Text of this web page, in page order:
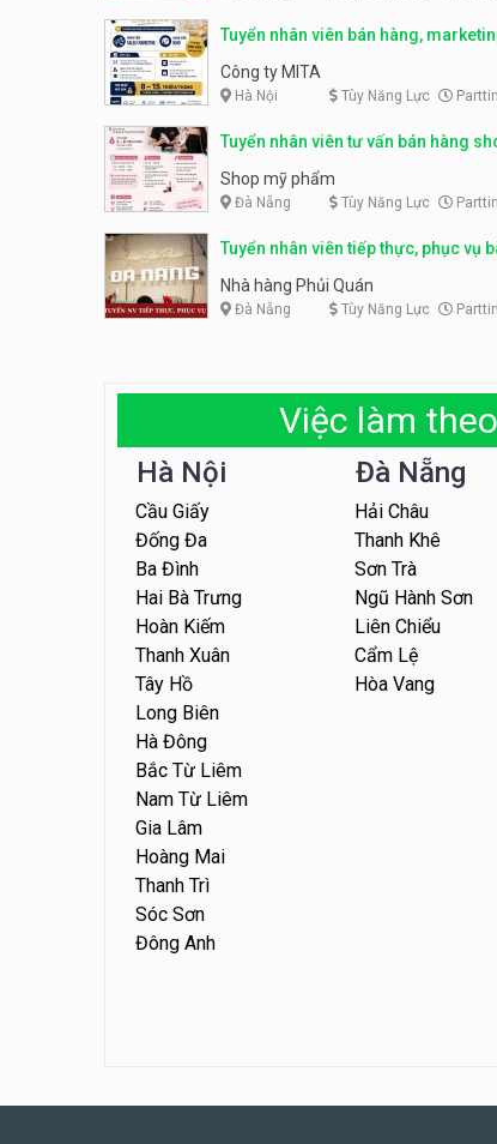
Tuyển nhân viên bán hàng,
– parttime, fulltime
Công ty MITA
Hà Nội Tùy Năng Lực
Tuyển nhân viên tư vấn bán hàng
phẩm
Shop mỹ phẩm
Đà Nẵng Tùy Năng Lực
Tuyển nhân viên tiếp thực, phục vụ
Nhà hàng Phủi Quán
Đà Nẵng Tùy Năng Lực
Việc làm
Hà Nội
Cầu Giấy
Đống Đa
Ba Đình
Hai Bà Trưng
Hoàn Kiếm
Thanh Xuân
Tây Hồ
Long Biên
Hà Đông
Bắc Từ Liêm
Nam Từ Liêm
Gia Lâm
Hoàng Mai
Thanh Trì
Sóc Sơn
Đông Anh
Đà Nẵng
Hải Châu
Thanh Khê
Sơn Trà
Ngũ Hành Sơn
Liên Chiểu
Cẩm Lệ
Hòa Vang